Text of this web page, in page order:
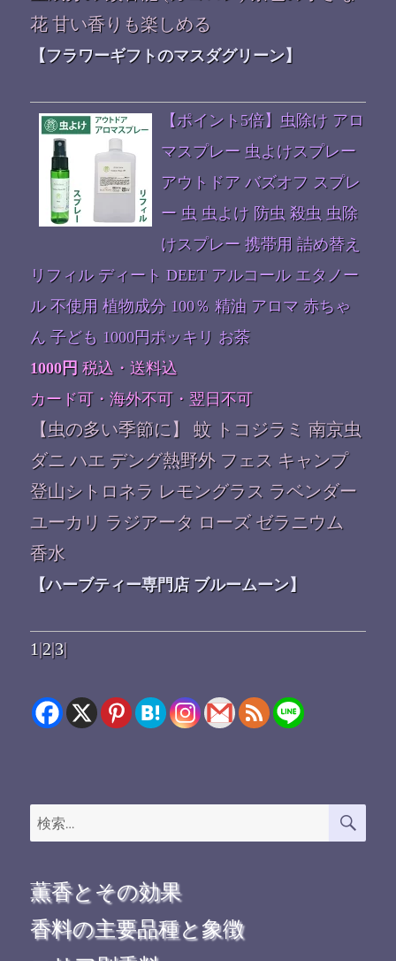
花 甘い香りも楽しめる
【フラワーギフトのマスダグリーン】
【ポイント5倍】虫除け アロ
マスプレー 虫よけスプレー
アウトドア バズオフ スプレ
ー 虫 虫よけ 防虫 殺虫 虫除
けスプレー 携帯用 詰め替え
リフィル ディート DEET アルコール エタノー
ル 不使用 植物成分 100％ 精油 アロマ 赤ちゃ
ん 子ども 1000円ポッキリ お茶
1000円 税込・送料込
カード可・海外不可・翌日不可
【虫の多い季節に】 蚊 トコジラミ 南京虫
ダニ ハエ デング熱野外 フェス キャンプ
登山シトロネラ レモングラス ラベンダー
ユーカリ ラジアータ ローズ ゼラニウム
香水
【ハーブティー専門店 ブルームーン】
1|2|3|
検
索:
検
薫香とその効果
香料の主要品種と象徴